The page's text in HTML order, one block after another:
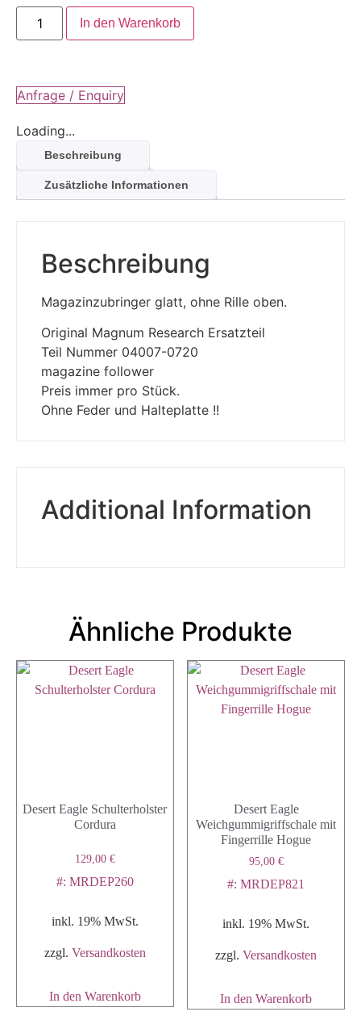
In den Warenkorb
Anfrage / Enquiry
Loading...
Beschreibung
Zusätzliche Informationen
Beschreibung
Magazinzubringer glatt, ohne Rille oben.
Original Magnum Research Ersatzteil
Teil Nummer 04007-0720
magazine follower
Preis immer pro Stück.
Ohne Feder und Halteplatte !!
Additional Information
Ähnliche Produkte
Desert Eagle Schulterholster
Cordura
129,00 €
#: MRDEP260
inkl. 19% MwSt.
zzgl. Versandkosten
In den Warenkorb
Desert Eagle
Weichgummigriffschale mit
Fingerrille Hogue
95,00 €
#: MRDEP821
inkl. 19% MwSt.
zzgl.Versandkosten
In den Warenkorb